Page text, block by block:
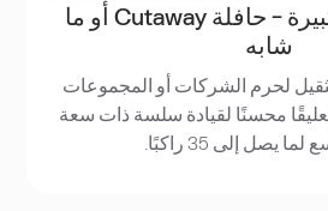
حافلة مكوكية كبيرة - حافلة Cutaway أو ما
شابه
لحرم الشركات أو المجموعات
محسنًا لقيادة سلسة ذات سعة
يصل إلى 35 راكبًا.